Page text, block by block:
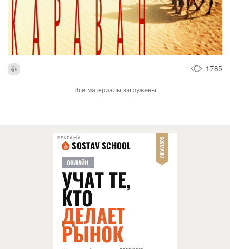
1785
Все материалы загружены
РЕКЛАМА